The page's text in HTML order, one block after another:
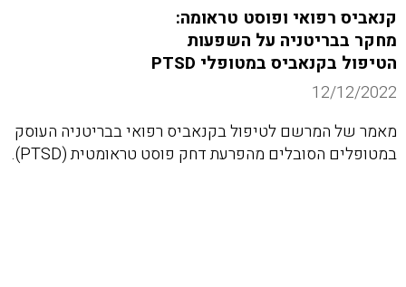
קנאביס רפואי ופוסט טראומה:
מחקר בבריטניה על השפעות
הטיפול בקנאביס במטופלי PTSD
12/12/2022
מאמר של המרשם לטיפול בקנאביס רפואי בבריטניה העוסק
במטופלים הסובלים מהפרעת דחק פוסט טראומטית (PTSD).